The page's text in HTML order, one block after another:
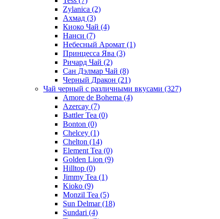
Zylanica (2)
Ахмад (3)
Киоко Чай (4)
Нанси (7)
Небесный Аромат (1)
Принцесса Ява (3)
Ричард Чай (2)
Сан Дэлмар Чай (8)
Черный Дракон (21)
Чай черный с различными вкусами (327)
Amore de Bohema (4)
Azercay (7)
Battler Tea (0)
Bonton (0)
Chelcey (1)
Chelton (14)
Element Tea (0)
Golden Lion (9)
Hilltop (0)
Jimmy Tea (1)
Kioko (9)
Monzil Tea (5)
Sun Delmar(18)
Sundari (4)